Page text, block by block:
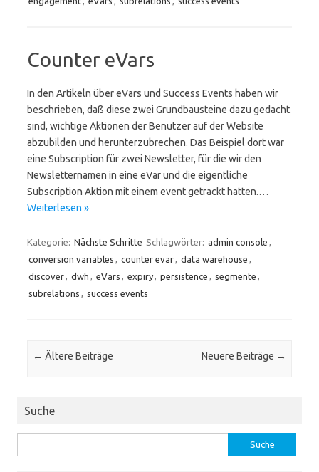
Counter eVars
In den Artikeln über eVars und Success Events haben wir
beschrieben, daß diese zwei Grundbausteine dazu gedacht
sind, wichtige Aktionen der Benutzer auf der Website
abzubilden und herunterzubrechen. Das Beispiel dort war
eine Subscription für zwei Newsletter, für die wir den
Newsletternamen in eine eVar und die eigentliche
Subscription Aktion mit einem event getrackt hatten.…
Weiterlesen »
Kategorie: Nächste Schritte Schlagwörter: admin console ,
conversion variables , counter evar, data warehouse ,
discover, dwh , eVars , expiry, persistence , segmente ,
subrelations , success events
Beitrags-Navigation
← Ältere Beiträge Neuere Beiträge →
Suche
nach: